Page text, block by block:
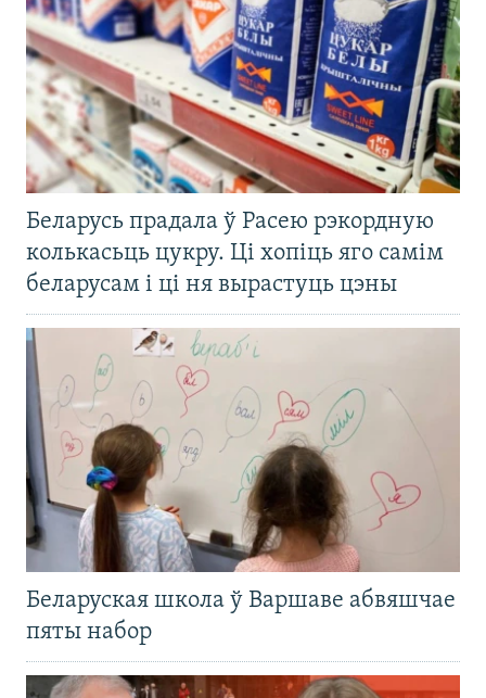
Беларусь прадала ў Расею рэкордную
колькасьць цукру. Ці хопіць яго самім
беларусам і ці ня вырастуць цэны
Беларуская школа ў Варшаве абвяшчае
пяты набор